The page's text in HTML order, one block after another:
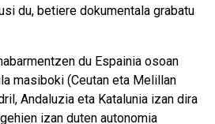
du, betiere dokumentala grabatu
du Espainia osoan
masiboki (Ceutan eta Melillan
Andaluzia eta Katalunia izan dira
izan duten autonomia